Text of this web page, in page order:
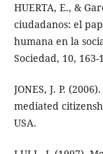
HUERTA, E., &
ciudadanos: el
humana en la
Sociedad, 10, 163-
JONES, J. P.
mediated
USA.